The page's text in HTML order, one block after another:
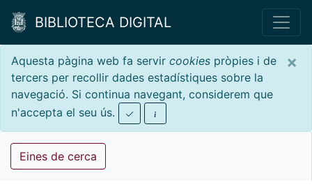
BIBLIOTECA DIGITAL
×
Aquesta pàgina web fa servir cookies pròpies i de
tercers per recollir dades estadístiques sobre la
navegació. Si continua navegant, considerem que
n'accepta el seu ús.
Eines de cerca